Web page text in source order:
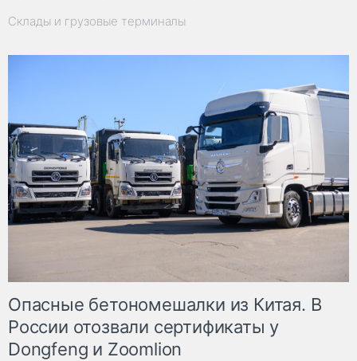
Склады и грузовые терминалы
Опасные бетономешалки из Китая. В
России отозвали сертификаты у
Dongfeng и Zoomlion